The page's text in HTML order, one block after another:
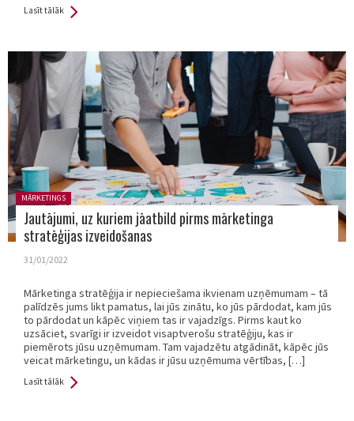
Lasīt tālāk
Posted in:
MĀRKETINGS
Jautājumi, uz kuriem jāatbild pirms mārketinga
stratēģijas izveidošanas
31/01/2022
Mārketinga stratēģija ir nepieciešama ikvienam uzņēmumam – tā
palīdzēs jums likt pamatus, lai jūs zinātu, ko jūs pārdodat, kam jūs
to pārdodat un kāpēc viņiem tas ir vajadzīgs. Pirms kaut ko
uzsāciet, svarīgi ir izveidot visaptverošu stratēģiju, kas ir
piemērots jūsu uzņēmumam. Tam vajadzētu atgādināt, kāpēc jūs
veicat mārketingu, un kādas ir jūsu uzņēmuma vērtības, […]
Lasīt tālāk